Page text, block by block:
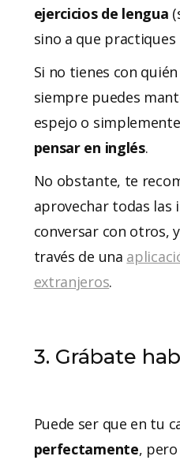
ejercicios de lengua
sino a que
Si no tienes con
siempre puedes
espejo o
pensar en inglés.
No obstante, te
aprovechar todas las
conversar con otros,
través de una
extranjeros.
3. Grábate
Puede ser que en tu
perfectamente,